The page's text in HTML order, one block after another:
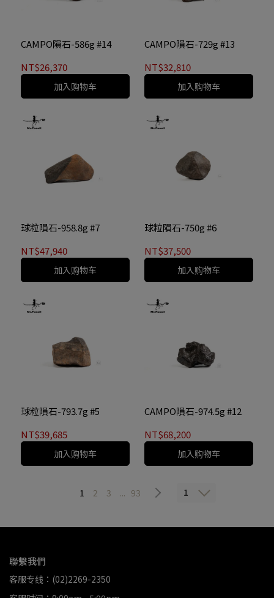
CAMPO隕石-586g #14
NT$26,370
加入购物车
CAMPO隕石-729g #13
NT$32,810
加入购物车
球粒隕石-958.8g #7
NT$47,940
加入购物车
球粒隕石-750g #6
NT$37,500
加入购物车
球粒隕石-793.7g #5
NT$39,685
加入购物车
CAMPO隕石-974.5g #12
NT$68,200
加入购物车
1 2 3 ... 93 1
聯繫我們
客服专线：(02)2269-2350